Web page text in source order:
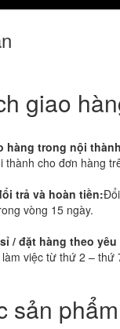
giao
hàng trong nội
thành cho đơn hàng
trả và hoàn tiền:
vòng 15 ngày.
/ đặt hàng theo yêu
việc từ thứ 2 – thứ
sản phẩm